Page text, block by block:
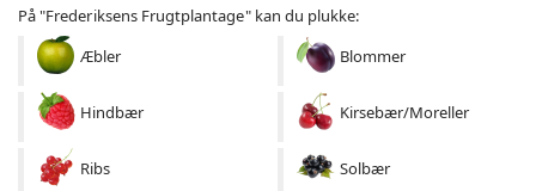
På "Frederiksens Frugtplantage" kan du plukke:
Æbler
Blommer
Hindbær Kirsebær/Moreller
Ribs Solbær